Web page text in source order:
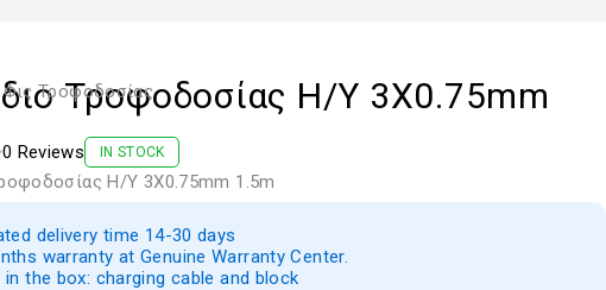
Τροφοδοσίας
Τροφοδοσίας Η/Υ 3Χ0.75mm
0 Reviews IN STOCK
Η/Υ 3Χ0.75mm 1.5m
delivery time 14-30 days
warranty at Genuine Warranty Center.
in the box: charging cable and block